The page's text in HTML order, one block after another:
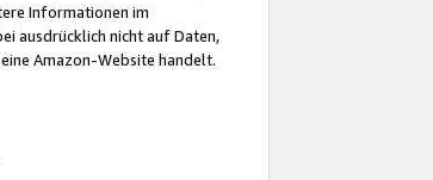
Informationen im
ausdrücklich nicht auf Daten,
Amazon-Website handelt.